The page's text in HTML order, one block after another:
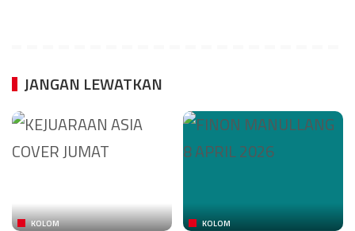
JANGAN LEWATKAN
KOLOM KOLOM